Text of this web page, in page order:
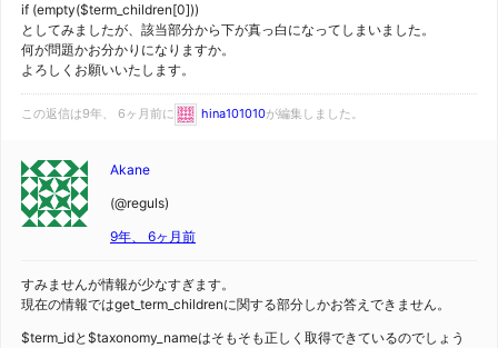
if (empty($term_children[0]))
としてみましたが、該当部分から下が真っ白になってしまいました。
何が問題かお分かりになりますか。
よろしくお願いいたします。
この返信は9年、 6ヶ月前に hina101010が編集しました。
Akane
(@reguls)
9年、 6ヶ月前
すみませんが情報が少なすぎます。
現在の情報ではget_term_childrenに関する部分しかお答えできません。
$term_idと$taxonomy_nameはそもそも正しく取得できているのでしょう